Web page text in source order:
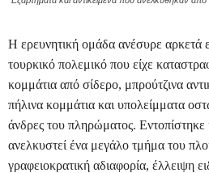
Η ερευνητική ομάδα ανέσυρε αρκετά
τουρκικό πολεμικό που είχε
κομμάτια από σίδερο, μπρούτζινα
πήλινα κομμάτια και υπολείμματα
άνδρες του πληρώματος.
ανελκυστεί ένα μεγάλο τμήμα του
γραφειοκρατική αδιαφορία, έλλειψη